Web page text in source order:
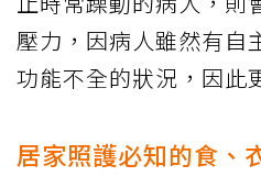
壓力，因病人雖然有自
功能不全的狀況，因此
居家照護必知的食、